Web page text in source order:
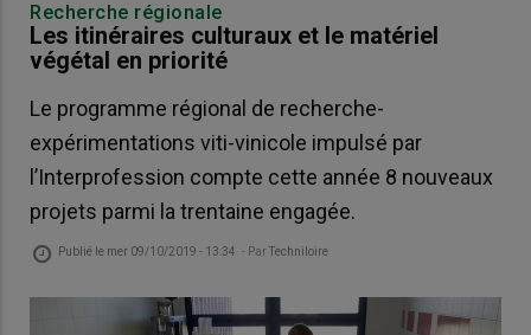
Recherche régionale
Les itinéraires culturaux et le matériel
végétal en priorité
Le programme régional de recherche-
expérimentations viti-vinicole impulsé par
l’Interprofession compte cette année 8 nouveaux
projets parmi la trentaine engagée.
Publié le mer 09/10/2019 - 13:34 - ParTechniloire